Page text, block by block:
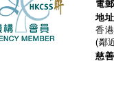
電
地址
香
(鄰
慈